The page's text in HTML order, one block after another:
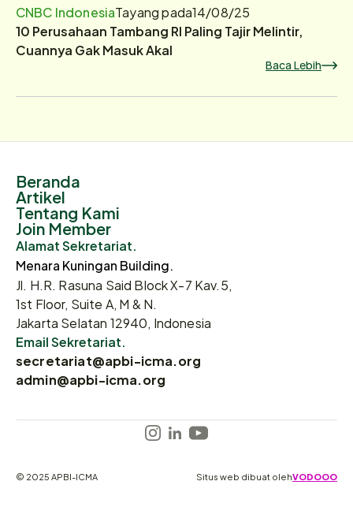
CNBC IndonesiaTayang pada14/08/25
10 Perusahaan Tambang RI Paling Tajir Melintir,
Cuannya Gak Masuk Akal
Baca Lebih
Beranda
Artikel
Tentang Kami
Join Member
Alamat Sekretariat.
Menara Kuningan Building.
Jl. H.R. Rasuna Said Block X-7 Kav.5,
1st Floor, Suite A, M & N.
Jakarta Selatan 12940, Indonesia
Email Sekretariat.
secretariat@apbi-icma.org
admin@apbi-icma.org
© 2025 APBI-ICMA Situs web dibuat olehVODOOO